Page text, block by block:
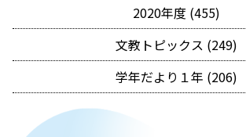
2020年度 (455)
文教トピックス (249)
学年だより１年 (206)